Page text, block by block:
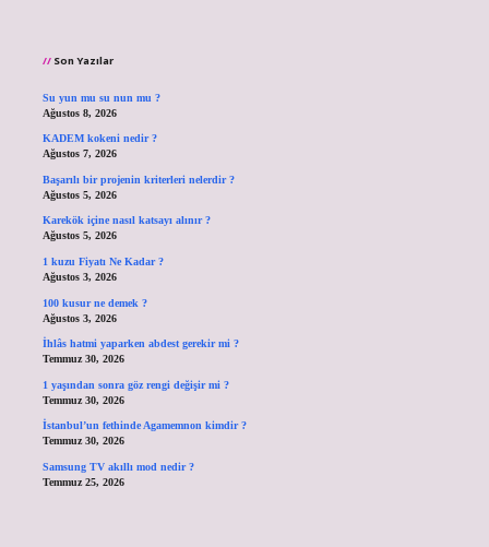
Son Yazılar
Su yun mu su nun mu ?
Ağustos 8, 2026
KADEM kokeni nedir ?
Ağustos 7, 2026
Başarılı bir projenin kriterleri nelerdir ?
Ağustos 5, 2026
Karekök içine nasıl katsayı alınır ?
Ağustos 5, 2026
1 kuzu Fiyatı Ne Kadar ?
Ağustos 3, 2026
100 kusur ne demek ?
Ağustos 3, 2026
İhlâs hatmi yaparken abdest gerekir mi ?
Temmuz 30, 2026
1 yaşından sonra göz rengi değişir mi ?
Temmuz 30, 2026
İstanbul’un fethinde Agamemnon kimdir ?
Temmuz 30, 2026
Samsung TV akıllı mod nedir ?
Temmuz 25, 2026